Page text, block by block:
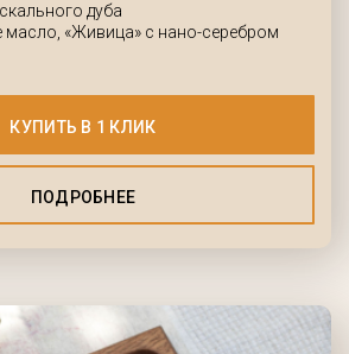
дуба
масло, «Живица» с нано-серебром
КУПИТЬ В 1 КЛИК
ПОДРОБНЕЕ